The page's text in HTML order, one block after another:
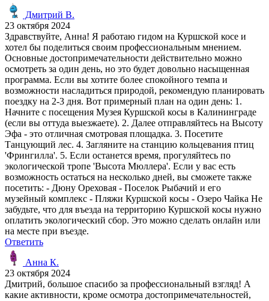
Дмитрий В.
23 октября 2024
Здравствуйте, Анна! Я работаю гидом на Куршской косе и
хотел бы поделиться своим профессиональным мнением.
Основные достопримечательности действительно можно
осмотреть за один день, но это будет довольно насыщенная
программа. Если вы хотите более спокойного темпа и
возможности насладиться природой, рекомендую планировать
поездку на 2-3 дня. Вот примерный план на один день: 1.
Начните с посещения Музея Куршской косы в Калининграде
(если вы оттуда выезжаете). 2. Далее отправляйтесь на Высоту
Эфа - это отличная смотровая площадка. 3. Посетите
Танцующий лес. 4. Загляните на станцию кольцевания птиц
'Фрингилла'. 5. Если останется время, прогуляйтесь по
экологической тропе 'Высота Мюллера'. Если у вас есть
возможность остаться на несколько дней, вы сможете также
посетить: - Дюну Ореховая - Поселок Рыбачий и его
музейный комплекс - Пляжи Куршской косы - Озеро Чайка Не
забудьте, что для въезда на территорию Куршской косы нужно
оплатить экологический сбор. Это можно сделать онлайн или
на месте при въезде.
Ответить
Анна К.
23 октября 2024
Дмитрий, большое спасибо за профессиональный взгляд! А
какие активности, кроме осмотра достопримечательностей,